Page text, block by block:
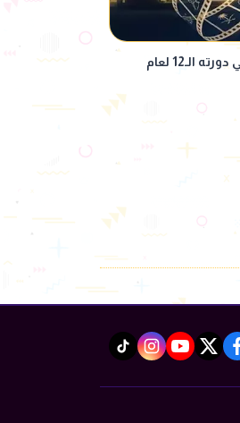
القائمة الكاملة للأفلام المشاركة في مهرجان أفلام السعودية في دورته الـ12 لعام
facebook
twitter
youtube
instagram
tiktok